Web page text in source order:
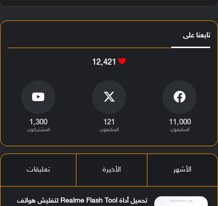
تابعنا على
12٬421
11٬000
المتابعون
121
المتابعون
1٬300
المشتركون
الأشهر الأخيرة تعليقات
تحميل أداة Realme Flash Tool لتفليش هواتف